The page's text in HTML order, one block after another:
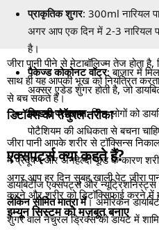
प्राकृतिक शुगर: 300ml नारियल
अगर आप एक दिन में 2-3 नारियल
है।
पैकेज्ड कोकोनट वॉटर: बाज़ार में
अक्सर एडेड शुगर होती है, जो
किडनी प्रॉब्लम्स: जिन लोगों को
पोटैशियम की अधिकता से बचना
एक्सपर्ट्स क्या कहते हैं?
डायबिटीज एक्सपर्ट्स और न्यूट्रिशनिस्ट्स
लेकिन सीमित मात्रा में। अमेरिकन
शुगर वाले नैचुरल ड्रिंक्स को डायट में
जीरा पानी पीने से मेटाबॉलिज्म तेज होता
साथ ही यह आपकी भूख को नियंत्रित
से बच सकते हैं।
डिटॉक्स का नेचुरल तरीका
जीरा पानी आपके शरीर से टॉक्सिन्स
में प्रदूषण और अनहेल्दी फूड के कारण
अगर आप हर दिन सुबह खाली पेट जीरा
करने और शरीर को डिटॉक्सिफाई करने में
इम्यून सिस्टम को मज़बूत बनाए